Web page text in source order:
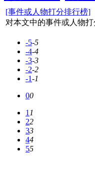
[事件或人物打分排行榜]
对本文中的事件或人物打
-5-5
-4-4
-3-3
-2-2
-1-1
00
11
22
33
44
55